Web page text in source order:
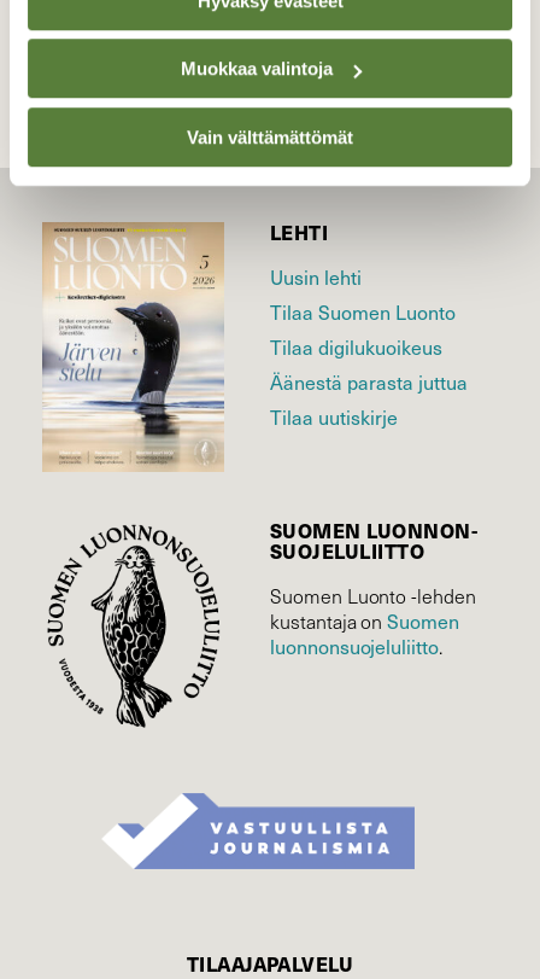
Muokkaa valintoja
Vain välttämättömät
TAKAISIN LISTAAN
LEHTI
Uusin lehti
Tilaa Suomen Luonto
Tilaa digilukuoikeus
Äänestä parasta juttua
Tilaa uutiskirje
SUOMEN LUONNON­
SUOJELU­LIITTO
Suomen Luonto -lehden
kustantaja onSuomen
luonnonsuojelu­liitto.
TILAAJAPALVELU